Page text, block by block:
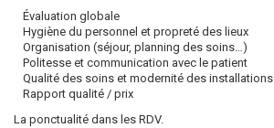
Évaluation globale
Hygiène du personnel et propreté des lieux
Organisation (séjour, planning des soins…)
Politesse et communication avec le patient
Qualité des soins et modernité des installations
Rapport qualité / prix
La ponctualité dans les RDV.